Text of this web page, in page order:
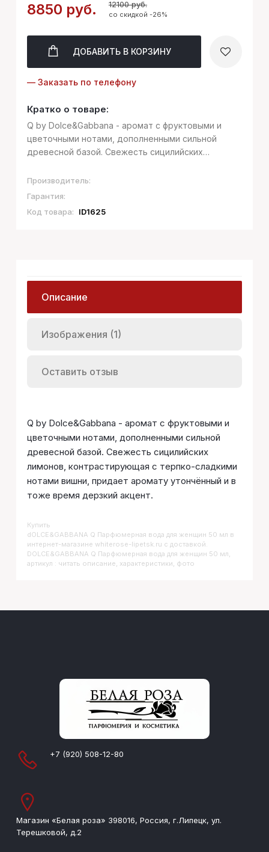
8850 руб. 12100 руб.
со скидкой -26%
ДОБАВИТЬ В КОРЗИНУ
— Заказать по телефону
Кратко о товаре:
Q by Dolce&Gabbana - аромат с фруктовыми и
цветочными нотами, дополненными сильной
древесной базой. Свежесть сицилийских
нотами вишни, придает аромату утончённый и в
тоже время дерзкий акцент.
Производитель:
Гарантия:
Код товара:
ID1625
Описание
Изображения (1)
Оставить отзыв
Q by Dolce&Gabbana - аромат с фруктовыми и
цветочными нотами, дополненными сильной
древесной базой. Свежесть сицилийских
лимонов, контрастирующая с терпко-сладкими
нотами вишни, придает аромату утончённый и в
тоже время дерзкий акцент.
Купить
DOLCE&GABBANA Q Парфюмерная вода для женщин 50 мл в
интернет-магазине whiterose-lipetsk.ru с доставкой.
DOLCE&GABBANA Q Парфюмерная вода для женщин 50 мл,
артикул : читать описание, характеристики, фото
+7 (920) 508-12-80
Магазин «Белая роза» 398016, Россия, г.Липецк, ул.
Терешковой, д.2